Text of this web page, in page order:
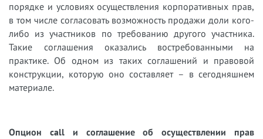
порядке и условиях осуществления корпоративных прав,
в том числе согласовать возможность продажи доли кого-
либо из участников по требованию другого участника.
Такие соглашения оказались востребованными на
практике. Об одном из таких соглашений и правовой
конструкции, которую оно составляет – в сегодняшнем
материале.
Опцион callи соглашение об осуществлении прав